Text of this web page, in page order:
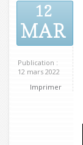
12
MAR
Publication :
12 mars 2022
Imprimer